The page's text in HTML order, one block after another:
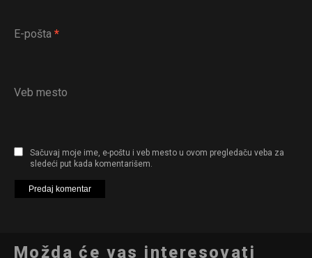
E-pošta *
Veb mesto
Sačuvaj moje ime, e-poštu i veb mesto u ovom pregledaču veba za
sledeći put kada komentarišem.
Možda će vas interesovati